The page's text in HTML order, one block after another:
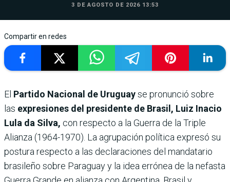
3 DE AGOSTO DE 2026 13:53
Compartir en redes
El Partido Nacional de Uruguayse pronunció sobre
las expresiones del presidente de Brasil, Luiz Inacio
Lula da Silva, con respecto a la Guerra de la Triple
Alianza (1964-1970). La agrupación política expresó su
postura respecto a las declaraciones del mandatario
brasileño sobre Paraguay y la idea errónea de la nefasta